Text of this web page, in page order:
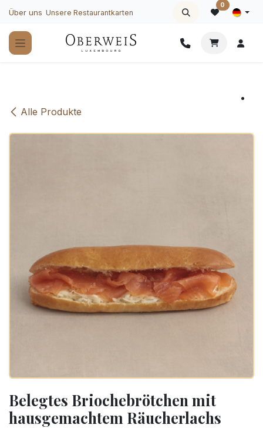
Zum Inhalt springen
Über uns Unsere Restaurantkarten
0
Alle Produkte
Belegtes Briochebrötchen mit
hausgemachtem Räucherlachs